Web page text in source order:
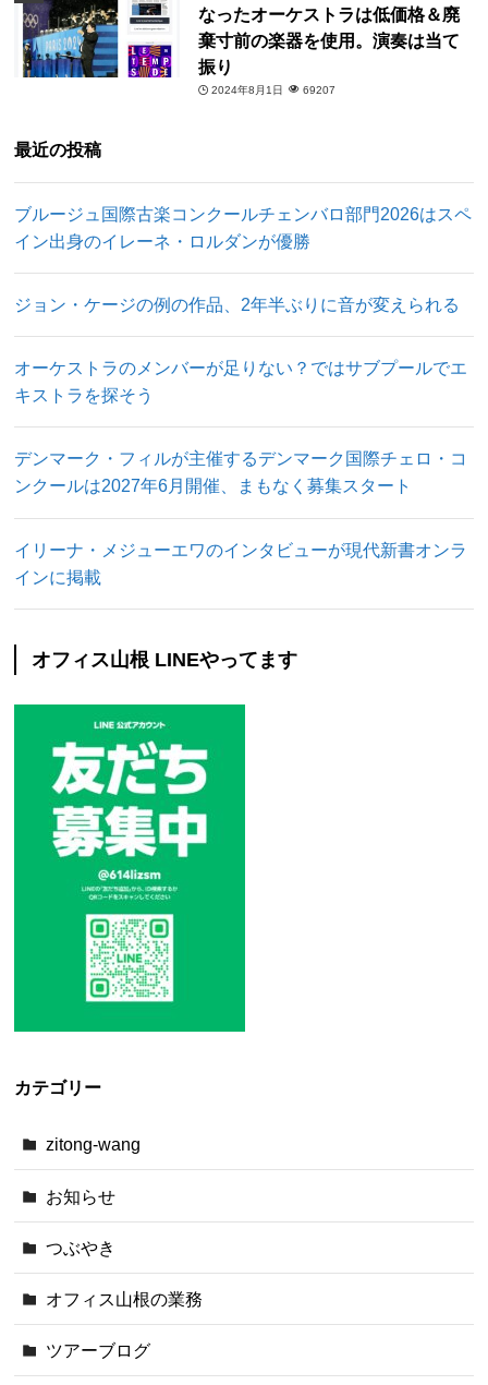
なったオーケストラは低価格＆廃
棄寸前の楽器を使用。演奏は当て
振り
2024年8月1日 69207
最近の投稿
ブルージュ国際古楽コンクールチェンバロ部門2026はスペ
イン出身のイレーネ・ロルダンが優勝
ジョン・ケージの例の作品、2年半ぶりに音が変えられる
オーケストラのメンバーが足りない？ではサブプールでエ
キストラを探そう
デンマーク・フィルが主催するデンマーク国際チェロ・コ
ンクールは2027年6月開催、まもなく募集スタート
イリーナ・メジューエワのインタビューが現代新書オンラ
インに掲載
オフィス山根 LINEやってます
カテゴリー
zitong-wang
お知らせ
つぶやき
オフィス山根の業務
ツアーブログ